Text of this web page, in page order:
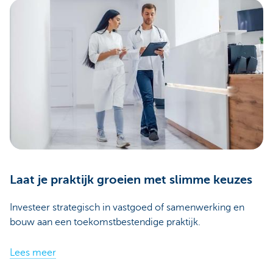
Laat je praktijk groeien met slimme keuzes
Investeer strategisch in vastgoed of samenwerking en
bouw aan een toekomstbestendige praktijk.
Lees meer